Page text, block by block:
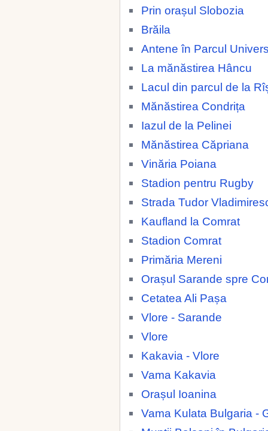
Prin orașul Slobozia
Brăila
Antene în Parcul
La mănăstirea Hâncu
Lacul din parcul de la
Mănăstirea Condrița
Iazul de la Pelinei
Mănăstirea Căpriana
Vinăria Poiana
Stadion pentru Rugby
Strada Tudor
Kaufland la Comrat
Stadion Comrat
Primăria Mereni
Orașul Sarande spre
Cetatea Ali Pașa
Vlore - Sarande
Vlore
Kakavia - Vlore
Vama Kakavia
Orașul Ioanina
Vama Kulata Bulgaria -